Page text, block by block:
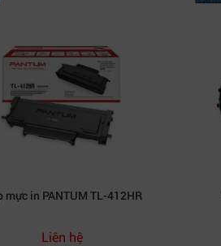
mực in PANTUM TL-412HR
Liên hệ